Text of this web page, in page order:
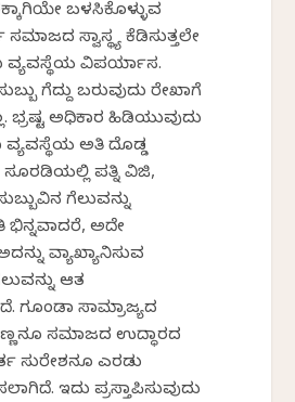
ಬಳಸಿಕೊಳ್ಳುವ
ಸ್ವಾಸ್ಥ್ಯ ಕೆಡಿಸುತ್ತಲೇ
ವ್ಯವಸ್ಥೆಯ ವಿಪರ್ಯಾಸ.
ಗೆದ್ದು ಬರುವುದು ರೇಖಾಗೆ
ಭ್ರಷ್ಟ ಅಧಿಕಾರ ಹಿಡಿಯುವುದು
ವ್ಯವಸ್ಥೆಯ ಅತಿ ದೊಡ್ಡ
ಸೂರಡಿಯಲ್ಲಿ ಪತ್ನಿ ವಿಜಿ,
ಗೆಲುವನ್ನು
ಭಿನ್ನವಾದರೆ, ಅದೇ
ವ್ಯಾಖ್ಯಾನಿಸುವ
ಆತ
ಗೂಂಡಾ ಸಾಮ್ರಾಜ್ಯದ
ಸಮಾಜದ ಉದ್ಧಾರದ
ಸುರೇಶನೂ ಎರಡು
ಇದು ಪ್ರಸ್ತಾಪಿಸುವುದು